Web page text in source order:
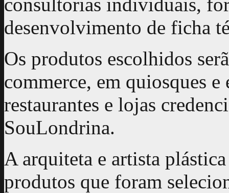
desenvolvimento de ficha
Os produtos escolhidos
commerce, em quiosques e
restaurantes e lojas
SouLondrina.
A arquiteta e artista
produtos que foram